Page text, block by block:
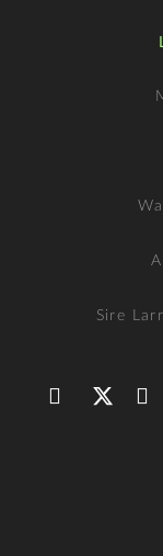
Sire